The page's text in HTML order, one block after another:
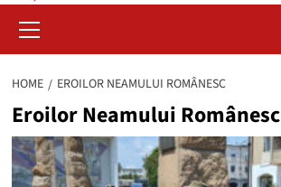
Menu
HOME EROILOR NEAMULUI ROMÂNESC
Eroilor Neamului Românesc